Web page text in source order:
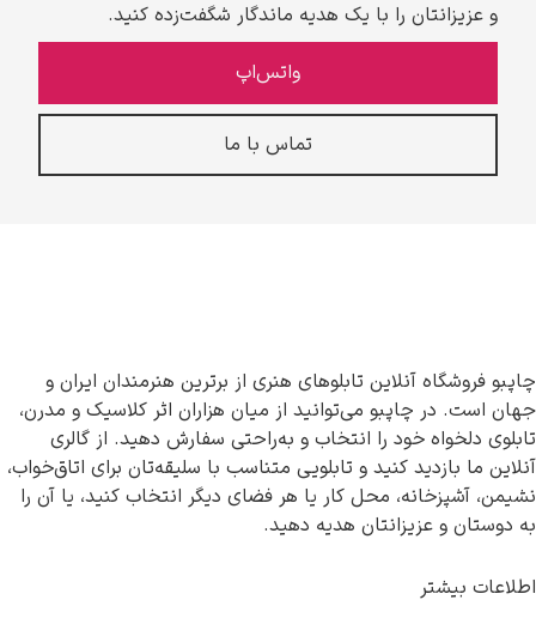
و عزیزانتان را با یک هدیه ماندگار شگفت‌زده کنید.
واتس‌اپ
تماس با ما
چاپبو فروشگاه آنلاین تابلوهای هنری از برترین هنرمندان ایران و
جهان است. در چاپبو می‌توانید از میان هزاران اثر کلاسیک و مدرن،
تابلوی دلخواه خود را انتخاب و به‌راحتی سفارش دهید. از گالری
آنلاین ما بازدید کنید و تابلویی متناسب با سلیقه‌تان برای اتاق‌خواب،
نشیمن، آشپزخانه، محل کار یا هر فضای دیگر انتخاب کنید، یا آن را
به دوستان و عزیزانتان هدیه دهید.
اطلاعات بیشتر